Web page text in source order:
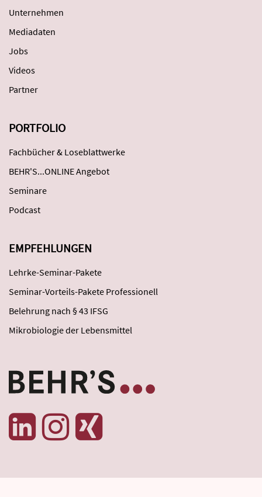
Unternehmen
Mediadaten
Jobs
Videos
Partner
PORTFOLIO
Fachbücher & Loseblattwerke
BEHR'S...ONLINE Angebot
Seminare
Podcast
EMPFEHLUNGEN
Lehrke-Seminar-Pakete
Seminar-Vorteils-Pakete Professionell
Belehrung nach § 43 IFSG
Mikrobiologie der Lebensmittel